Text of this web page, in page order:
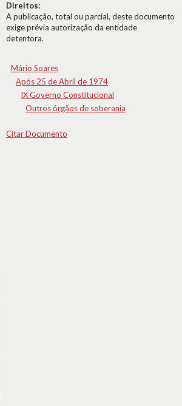
Direitos:
A publicação, total ou parcial, deste documento
exige prévia autorização da entidade
detentora.
Mário Soares
Após 25 de Abril de 1974
IX Governo Constitucional
Outros órgãos de soberania
Citar Documento